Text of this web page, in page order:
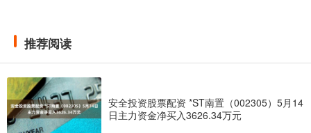
推荐阅读
安全投资股票配资 *ST南置（002305）5月14
日主力资金净买入3626.34万元